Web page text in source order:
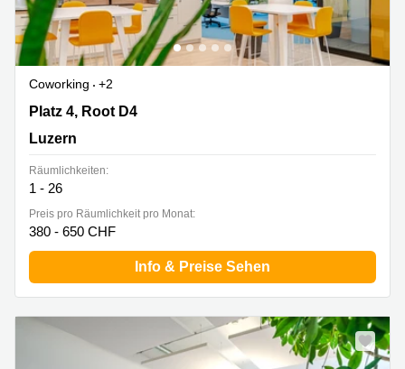
Coworking
+2
Platz 4, Root D4, Luzern
Platz 4, Root D4
Luzern
Räumlichkeiten:
1 - 26
Preis pro Räumlichkeit pro Monat:
380 - 650 CHF
Info & Preise Sehen